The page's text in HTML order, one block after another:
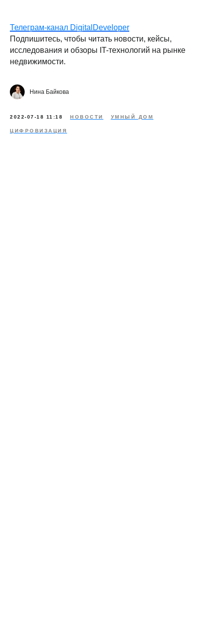
Телеграм-канал DigitalDeveloper
Подпишитесь, чтобы читать новости, кейсы,
исследования и обзоры IT-технологий на рынке
недвижимости.
Нина Байкова
2022-07-18 11:18 НОВОСТИ УМНЫЙ ДОМ
ЦИФРОВИЗАЦИЯ